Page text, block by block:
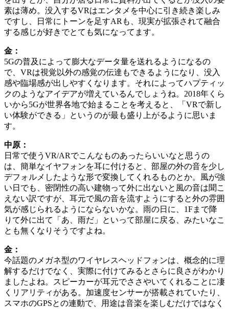
素は薄め。没入するVRはエンタメを中心に引き続き楽しみ
ですし、日常にトーンを足すARも、現実が拡張されて融合
する感じが好きでとても気になってます。
金：
5Gの普及によって膨大なデータ量を送れるようになるの
で、VRは視覚以外の感覚の伝達もできるようになり、没入
感や臨場感が出しやすくなります。それによってハプティッ
クのようなアイデアが増えているんでしょうね。2018年くら
いから5Gが世界各地で始まることを考えると、「VRで新し
い体験ができる」というのが最も盛り上がるように思いま
す。
中原：
日常で使うVR/ARでこんなものあったらいいなと思うの
は、簡単なイヤフォンを耳に付けると、部屋の外の音を少し
デフォルメしたような形で変換してくれるものとか。風が強
い日でも、密閉性の高い建物って外に出ないと風の音は聞こ
えない訳ですが、耳元で風の音を流すようにすると外の雰囲
気が感じられるようにならないかな。雨の日に、1Fまで降
りて外に出て「あ、雨だ」といって部屋に戻る、みたいなこ
とも無くなりそうですよね。
金：
今話題のメガネ型のワイヤレスヘッドフォンは、概念的に理
解するだけでなく、実際に付けてみるとさらに良さがわかり
ましたよね。スピーカーが耳元でささやいてくれることに凄
くリアリティがある。加速度センサーが搭載されていたり、
スマホのGPSとの連動で、用途は音楽を楽しむだけではなく